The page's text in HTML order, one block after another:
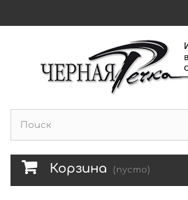
Корзина (пусто)